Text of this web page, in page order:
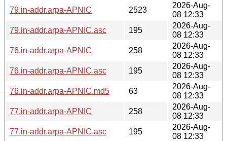
79.in-addr.arpa-APNIC
2523
2026-Aug-
08 12:33
79.in-addr.arpa-APNIC.asc
195
2026-Aug-
08 12:33
76.in-addr.arpa-APNIC
258
2026-Aug-
08 12:33
76.in-addr.arpa-APNIC.asc
195
2026-Aug-
08 12:33
76.in-addr.arpa-APNIC.md5
63
2026-Aug-
08 12:33
77.in-addr.arpa-APNIC
258
2026-Aug-
08 12:33
77.in-addr.arpa-APNIC.asc
195
2026-Aug-
08 12:33